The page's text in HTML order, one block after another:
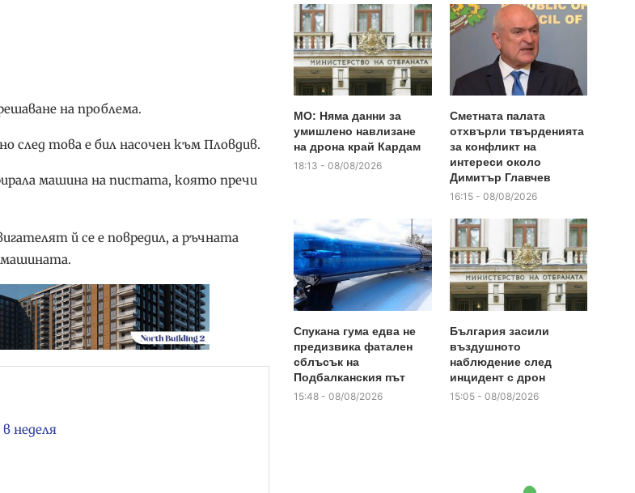
на проблема.
след това е бил насочен към Пловдив.
машина на пистата, която пречи
й се е повредил, а ръчната
машината.
неделя
МО: Няма данни за
умишлено навлизане
на дрона край Кардам
18:13 - 08/08/2026
Сметната палата
отхвърли твърденията
за конфликт на
интереси около
Димитър Главчев
16:15 - 08/08/2026
Спукана гума едва не
предизвика фатален
сблъсък на
Подбалканския път
15:48 - 08/08/2026
България засили
въздушното
наблюдение след
инцидент с дрон
15:05 - 08/08/2026